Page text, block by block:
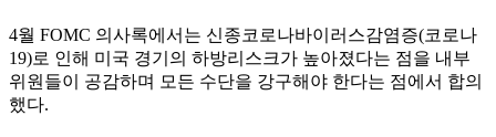
4월 FOMC 의사록에서는 신종코로나바이러스감염증(코로나
19)로 인해 미국 경기의 하방리스크가 높아졌다는 점을 내부
위원들이 공감하며 모든 수단을 강구해야 한다는 점에서 합의
했다.